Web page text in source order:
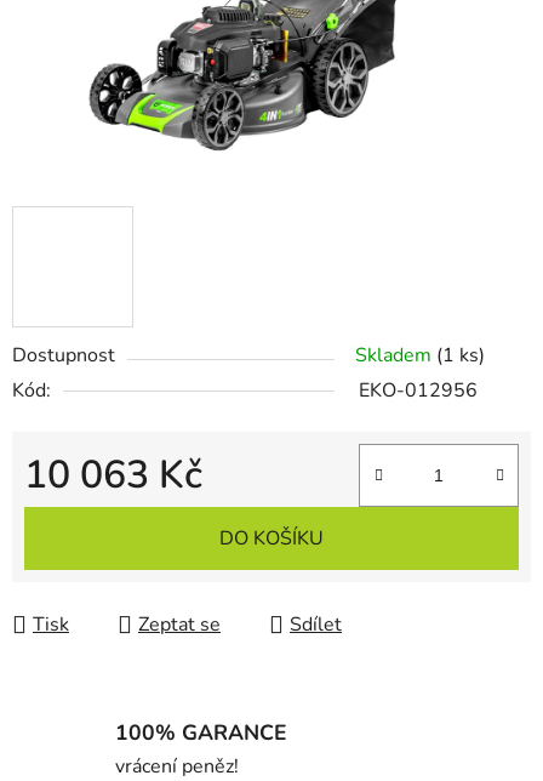
Dostupnost Skladem (1 ks)
Kód:
EKO-012956
10 063 Kč
Měrná cena:
DO KOŠÍKU
Tisk Zeptat se Sdílet
100% GARANCE
vrácení peněz!